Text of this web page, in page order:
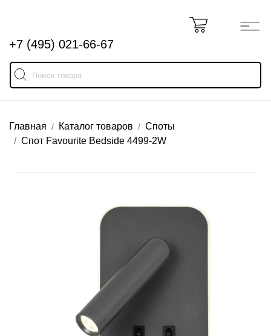
+7 (495) 021-66-67
Главная Каталог товаров
Споты
Спот Favourite Bedside 4499-2W